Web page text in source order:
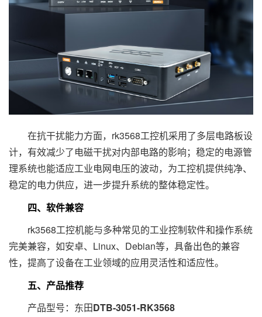
在抗干扰能力方面，rk3568工控机采用了多层电路板设
计，有效减少了电磁干扰对内部电路的影响；稳定的电源管
理系统也能适应工业电网电压的波动，为工控机提供纯净、
稳定的电力供应，进一步提升系统的整体稳定性。
四、软件兼容
rk3568工控机能与多种常见的工业控制软件和操作系统
完美兼容，如安卓、Linux、Debian等，具备出色的兼容
性，提高了设备在工业领域的应用灵活性和适应性。
五、产品推荐
产品型号：东田DTB-3051-RK3568